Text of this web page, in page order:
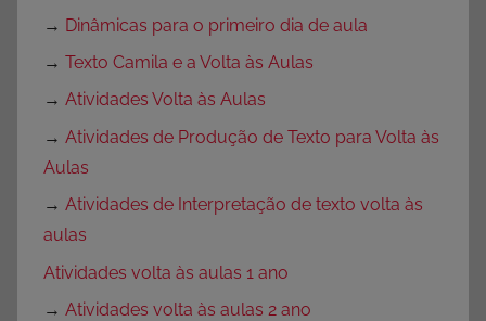
→ Dinâmicas para o primeiro dia de aula
→ Texto Camila e a Volta às Aulas
→ Atividades Volta às Aulas
→ Atividades de Produção de Texto para Volta às
Aulas
→ Atividades de Interpretação de texto volta às
aulas
Atividades volta às aulas 1 ano
→ Atividades volta às aulas 2 ano